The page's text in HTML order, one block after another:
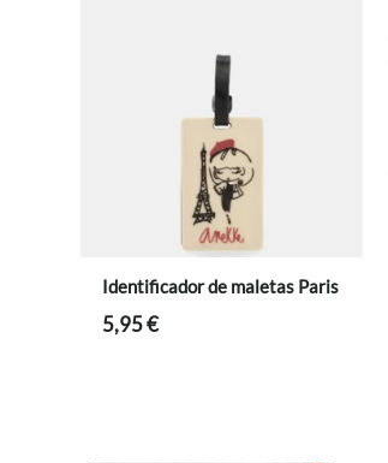
Identificador de maletas Paris
5,95€